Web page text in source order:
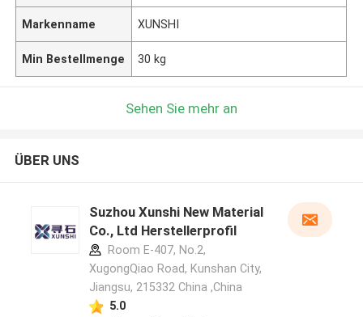
Markenname XUNSHI
Min Bestellmenge 30 kg
Sehen Sie mehr an
ÜBER UNS
Suzhou Xunshi New Material
Co., Ltd Herstellerprofil
Room E-407, No.2,
XugongQiao Road, Kunshan City,
Jiangsu, 215332 China ,China
5.0